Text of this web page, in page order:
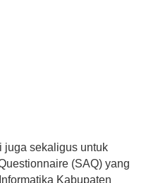
juga sekaligus untuk
(SAQ) yang
Kabupaten